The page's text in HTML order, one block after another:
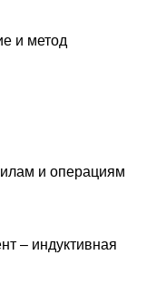
и метод
и операциям
– индуктивная